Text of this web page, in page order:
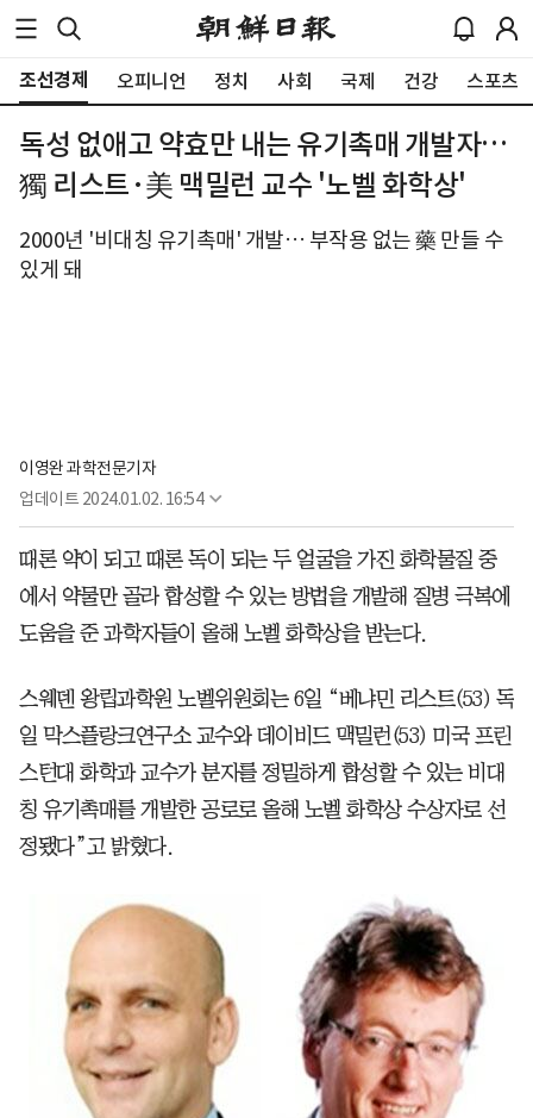
조선경제 오피니언 정치 사회 국제 건강 스포츠
독성 없애고 약효만 내는 유기촉매 개발자…
獨 리스트·美 맥밀런 교수 '노벨 화학상'
2000년 '비대칭 유기촉매' 개발… 부작용 없는 藥 만들 수
있게 돼
이영완 과학전문기자
업데이트 2024.01.02. 16:54
때론 약이 되고 때론 독이 되는 두 얼굴을 가진 화학물질 중
에서 약물만 골라 합성할 수 있는 방법을 개발해 질병 극복에
도움을 준 과학자들이 올해 노벨 화학상을 받는다.
스웨덴 왕립과학원 노벨위원회는 6일 “베냐민 리스트(53) 독
일 막스플랑크연구소 교수와 데이비드 맥밀런(53) 미국 프린
스턴대 화학과 교수가 분자를 정밀하게 합성할 수 있는 비대
칭 유기촉매를 개발한 공로로 올해 노벨 화학상 수상자로 선
정됐다”고 밝혔다.